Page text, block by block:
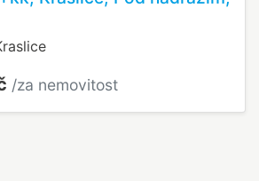
/za nemovitost